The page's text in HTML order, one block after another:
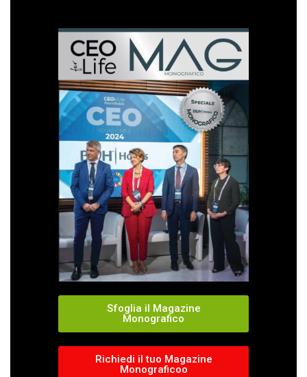
Sfoglia il Magazine
Monografico
Richiedi il tuo Magazine
Monograficoo